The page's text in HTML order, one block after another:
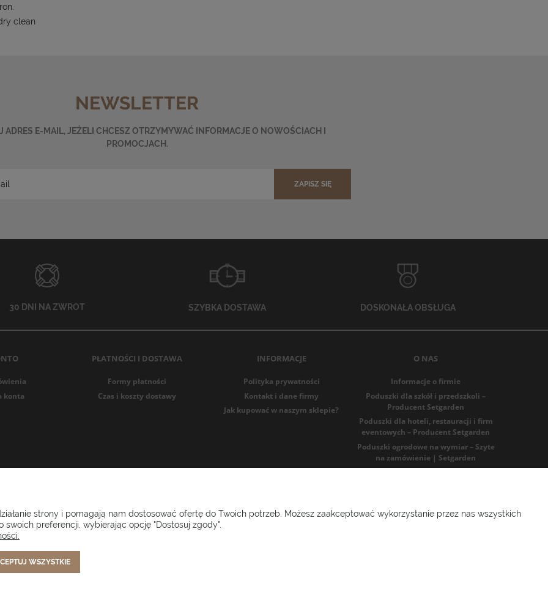
clean
NEWSLETTER
ADRES E-MAIL, JEŻELI CHCESZ OTRZYMYWAĆ INFORMACJE O NOWOŚCIACH I
PROMOCJACH.
ZAPISZ SIĘ
30 DNI NA ZWROT SZYBKA DOSTAWA DOSKONAŁA OBSŁUGA
konta
PŁATNOŚCI I DOSTAWA
Formy płatności
Czas i koszty dostawy
INFORMACJE
Polityka prywatności
Kontakt i dane firmy
Jak kupować w naszym sklepie?
O NAS
Informacje o firmie
Poduszki dla szkół i przedszkoli –
Producent Setgarden
Poduszki dla hoteli, restauracji i firm
eventowych – Producent Setgarden
Poduszki ogrodowe na wymiar – Szyte
na zamówienie | Setgarden
strony i pomagają nam dostosować ofertę do Twoich potrzeb. Możesz zaakceptować wykorzystanie przez nas wszystkich
preferencji, wybierając opcję "Dostosuj zgody".
WSZYSTKIE